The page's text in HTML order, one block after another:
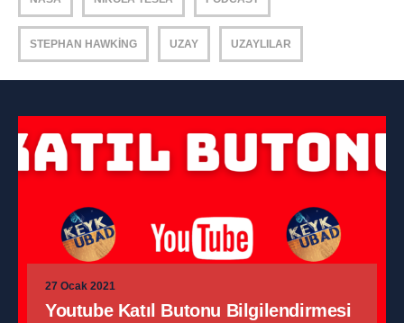
STEPHAN HAWKING UZAY UZAYLILAR
27 Ocak 2021
Youtube Katıl Butonu Bilgilendirmesi